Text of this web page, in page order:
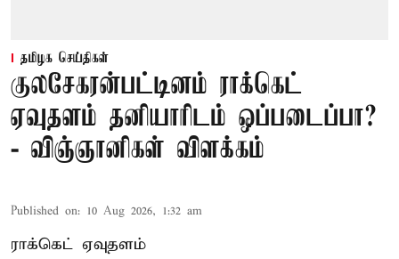
தமிழக செய்திகள்
குலசேகரன்பட்டினம் ராக்கெட்
ஏவுதளம் தனியாரிடம் ஒப்படைப்பா?
- விஞ்ஞானிகள் விளக்கம்
Published on: 10 Aug 2026, 1:32 am
ராக்கெட் ஏவுதளம்